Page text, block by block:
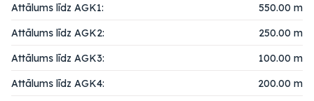
Attālums līdz AGK1:
550.00 m
Attālums līdz AGK2:
250.00 m
Attālums līdz AGK3:
100.00 m
Attālums līdz AGK4:
200.00 m